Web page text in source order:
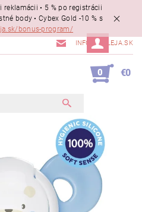
• 5 % po registrácii
body • Cybex Gold -10 % s
bonus-program/
INFO@MALEJA.SK
0 €0